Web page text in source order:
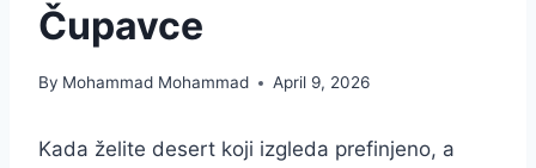
Čupavce
By Mohammad Mohammad April 9, 2026
Kada želite desert koji izgleda prefinjeno, a